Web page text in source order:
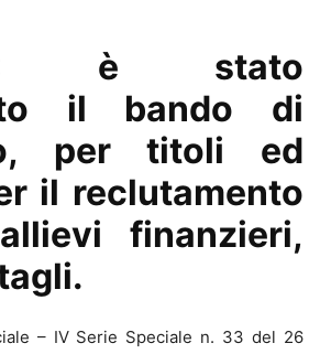
è stato
il bando di
per titoli ed
il reclutamento
finanzieri,
– IV Serie Speciale n. 33 del 26